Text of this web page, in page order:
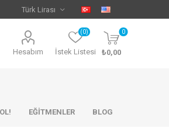
Hesabım İstek Listesi
(0) 0
₺0,00
EĞİTMENLER BLOG